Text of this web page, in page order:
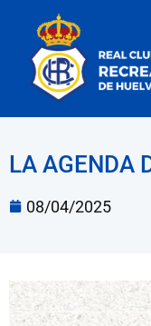
LA AGENDA
08/04/2025